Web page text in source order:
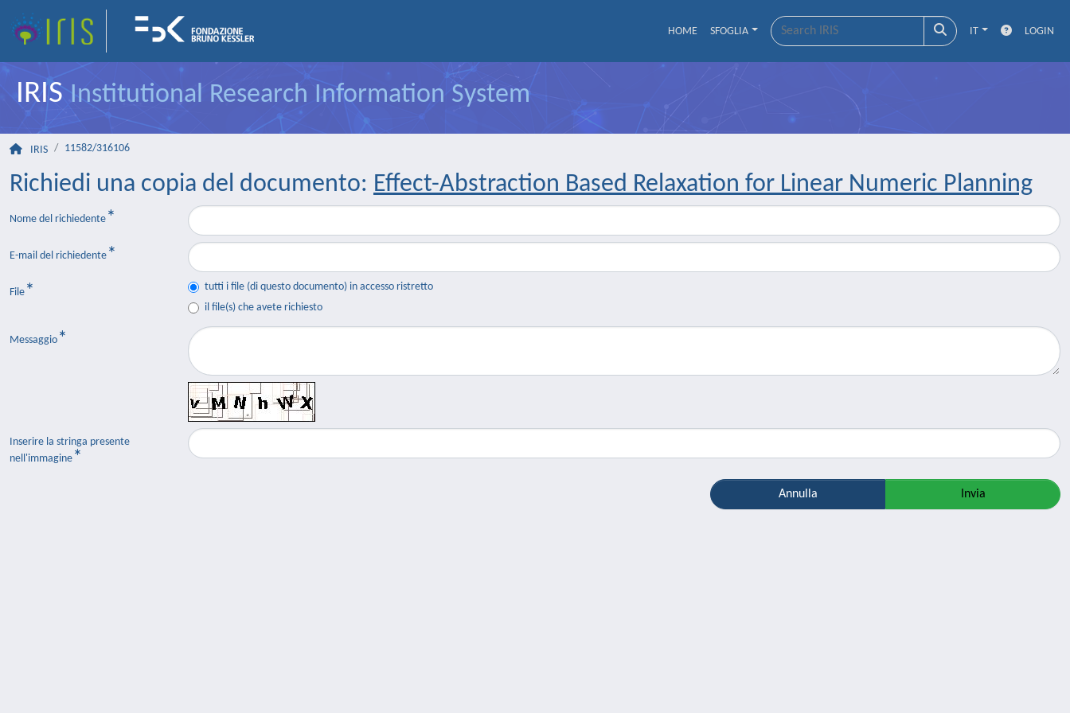
HOME SFOGLIA IT LOGIN
IRISInstitutional Research Information System
IRIS 11582/316106
Richiedi una copia del documento: Effect-Abstraction Based Relaxation for Linear Numeric Planning
Nome del richiedente
E-mail del richiedente
File
tutti i file (di questo documento) in accesso ristretto
il file(s) che avete richiesto
Messaggio
Inserire la stringa presente
nell'immagine
Annulla Invia